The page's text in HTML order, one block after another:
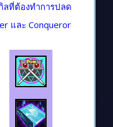
ลที่ต้องทำการปลด
และ Conqueror